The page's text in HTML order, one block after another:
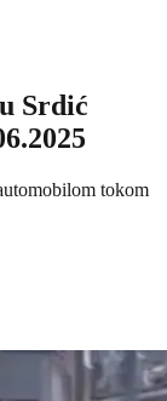
Srdić
tokom